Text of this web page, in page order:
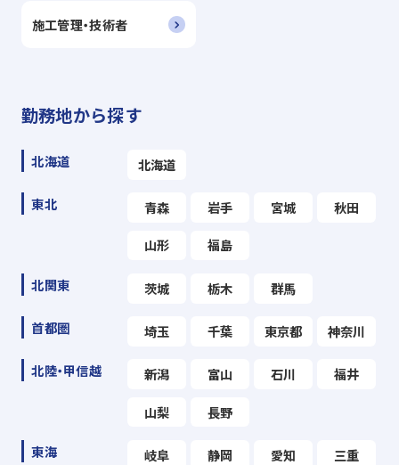
施工管理・技術者
勤務地から探す
北海道 北海道
東北 青森 岩手 宮城 秋田
山形 福島
北関東 茨城 栃木 群馬
首都圏 埼玉 千葉 東京都 神奈川
北陸・甲信越 新潟 富山 石川 福井
山梨 長野
東海 岐阜 静岡 愛知 三重